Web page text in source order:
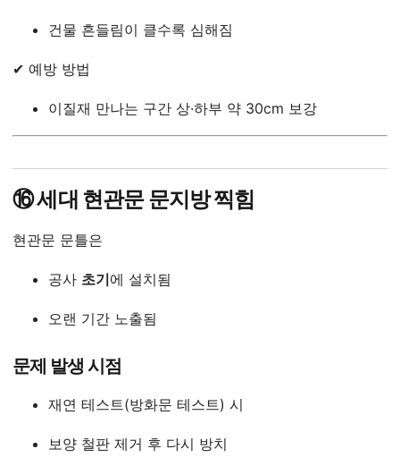
건물 흔들림이 클수록 심해짐
✔ 예방 방법
이질재 만나는 구간 상·하부 약 30cm 보강
⑯ 세대 현관문 문지방 찍힘
현관문 문틀은
공사 초기에 설치됨
오랜 기간 노출됨
문제 발생 시점
재연 테스트(방화문 테스트) 시
보양 철판 제거 후 다시 방치